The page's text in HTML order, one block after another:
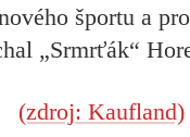
športu a
„Srmrťák“